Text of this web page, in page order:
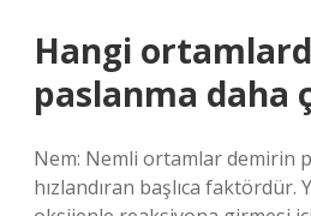
Hangi
paslanma daha
Nem: Nemli ortamlar demirin
hızlandıran başlıca faktördür.